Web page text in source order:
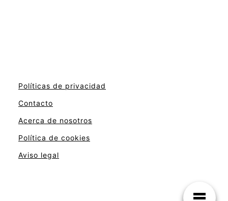
Políticas de privacidad
Contacto
Acerca de nosotros
Política de cookies
Aviso legal